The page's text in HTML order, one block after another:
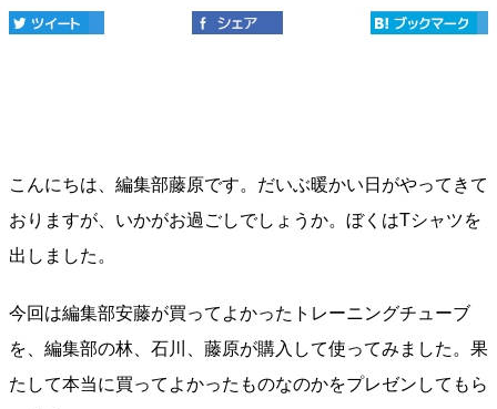
こんにちは、編集部藤原です。だいぶ暖かい日がやってきて
おりますが、いかがお過ごしでしょうか。ぼくはTシャツを
出しました。
今回は編集部安藤が買ってよかったトレーニングチューブ
を、編集部の林、石川、藤原が購入して使ってみました。果
たして本当に買ってよかったものなのかをプレゼンしてもら